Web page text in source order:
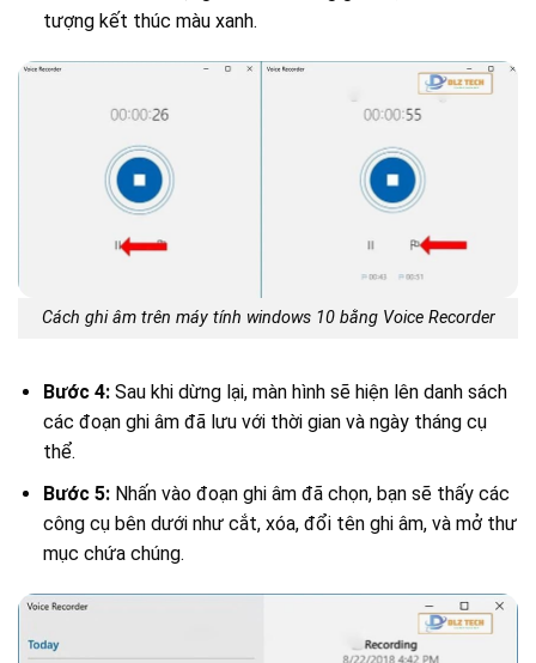
tượng kết thúc màu xanh.
Cách ghi âm trên máy tính windows 10 bằng Voice Recorder
Bước 4:Sau khi dừng lại, màn hình sẽ hiện lên danh sách
các đoạn ghi âm đã lưu với thời gian và ngày tháng cụ
thể.
Bước 5:Nhấn vào đoạn ghi âm đã chọn, bạn sẽ thấy các
công cụ bên dưới như cắt, xóa, đổi tên ghi âm, và mở thư
mục chứa chúng.